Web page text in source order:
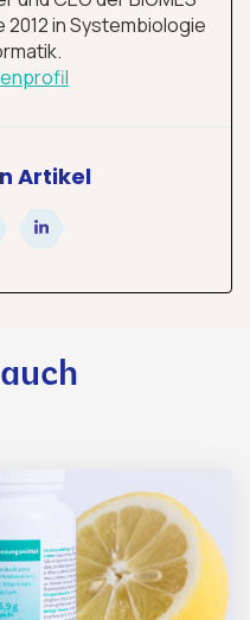
2012 in Systembiologie
Artikel